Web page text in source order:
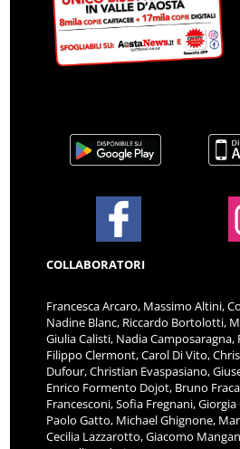
COLLABORATORI
Francesca Arcaro, Massimo Altini,
Nadine Blanc, Riccardo Bortolotti,
Giulia Calisti, Nadia Camposaragna,
Filippo Clermont, Carol Di Vito,
Dufour, Christian Evaspasiano,
Enrico Formento Dojot, Bruno
Francesconi, Sofia Fregnani,
Paolo Gatto, Michael Ghignone,
Cecilia Lazzarotto, Giacomo